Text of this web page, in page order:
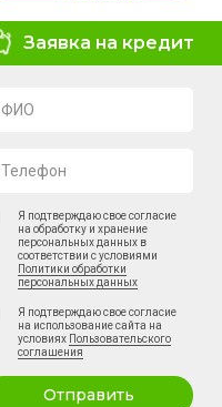
Заявка на кредит
ФИО
Телефон
Я подтверждаю свое согласие
на обработку и хранение
персональных данных в
соответствии с условиями
Политики обработки
персональных данных
Я подтверждаю свое согласие
на использование сайта на
условиях Пользовательского
соглашения
Отправить